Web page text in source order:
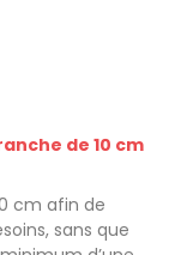
de 10 cm
cm afin de
sans que